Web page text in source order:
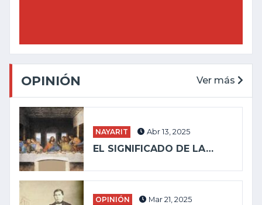
OPINIÓN Ver más
NAYARIT Abr 13, 2025
EL SIGNIFICADO DE LA…
OPINIÓN Mar 21, 2025